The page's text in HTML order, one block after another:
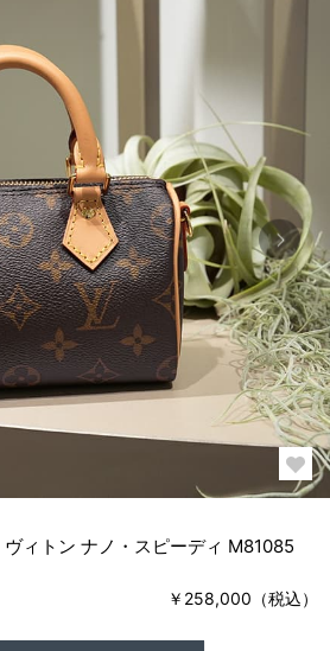
ルイ・ヴィトン ナノ・スピーディ M81085
￥258,000（税込）